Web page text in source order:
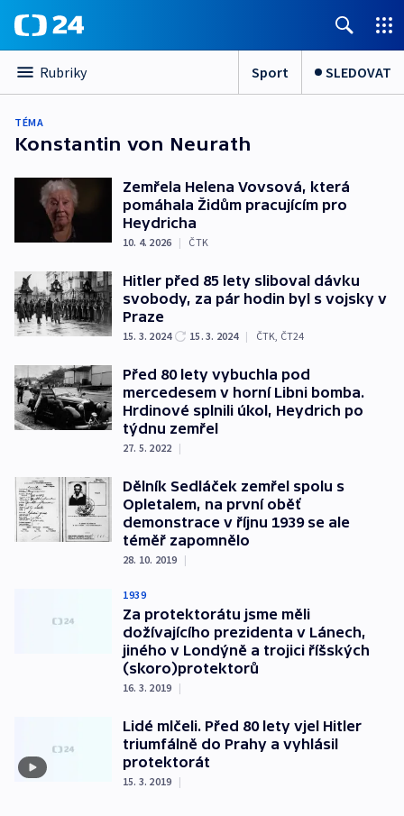
Rubriky Sport SLEDOVAT
TÉMA
Konstantin von Neurath
Zemřela Helena Vovsová, která
pomáhala Židům pracujícím pro
Heydricha
10. 4. 2026 | ČTK
Hitler před 85 lety sliboval dávku
svobody, za pár hodin byl s vojsky v
Praze
15. 3. 2024 15. 3. 2024 | ČTK, ČT24
Před 80 lety vybuchla pod
mercedesem v horní Libni bomba.
Hrdinové splnili úkol, Heydrich po
týdnu zemřel
27. 5. 2022 |
Dělník Sedláček zemřel spolu s
Opletalem, na první oběť
demonstrace v říjnu 1939 se ale
téměř zapomnělo
28. 10. 2019 |
1939
Za protektorátu jsme měli
dožívajícího prezidenta v Lánech,
jiného v Londýně a trojici říšských
(skoro)protektorů
16. 3. 2019 |
Lidé mlčeli. Před 80 lety vjel Hitler
triumfálně do Prahy a vyhlásil
protektorát
15. 3. 2019 |